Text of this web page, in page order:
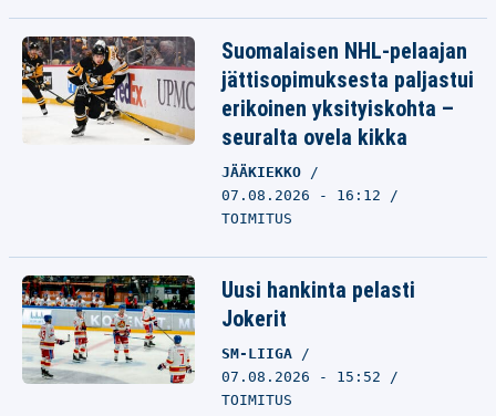
Suomalaisen NHL-pelaajan
jättisopimuksesta paljastui
erikoinen yksityiskohta –
seuralta ovela kikka
JÄÄKIEKKO
07.08.2026 - 16:12
TOIMITUS
Uusi hankinta pelasti
Jokerit
SM-LIIGA
07.08.2026 - 15:52
TOIMITUS